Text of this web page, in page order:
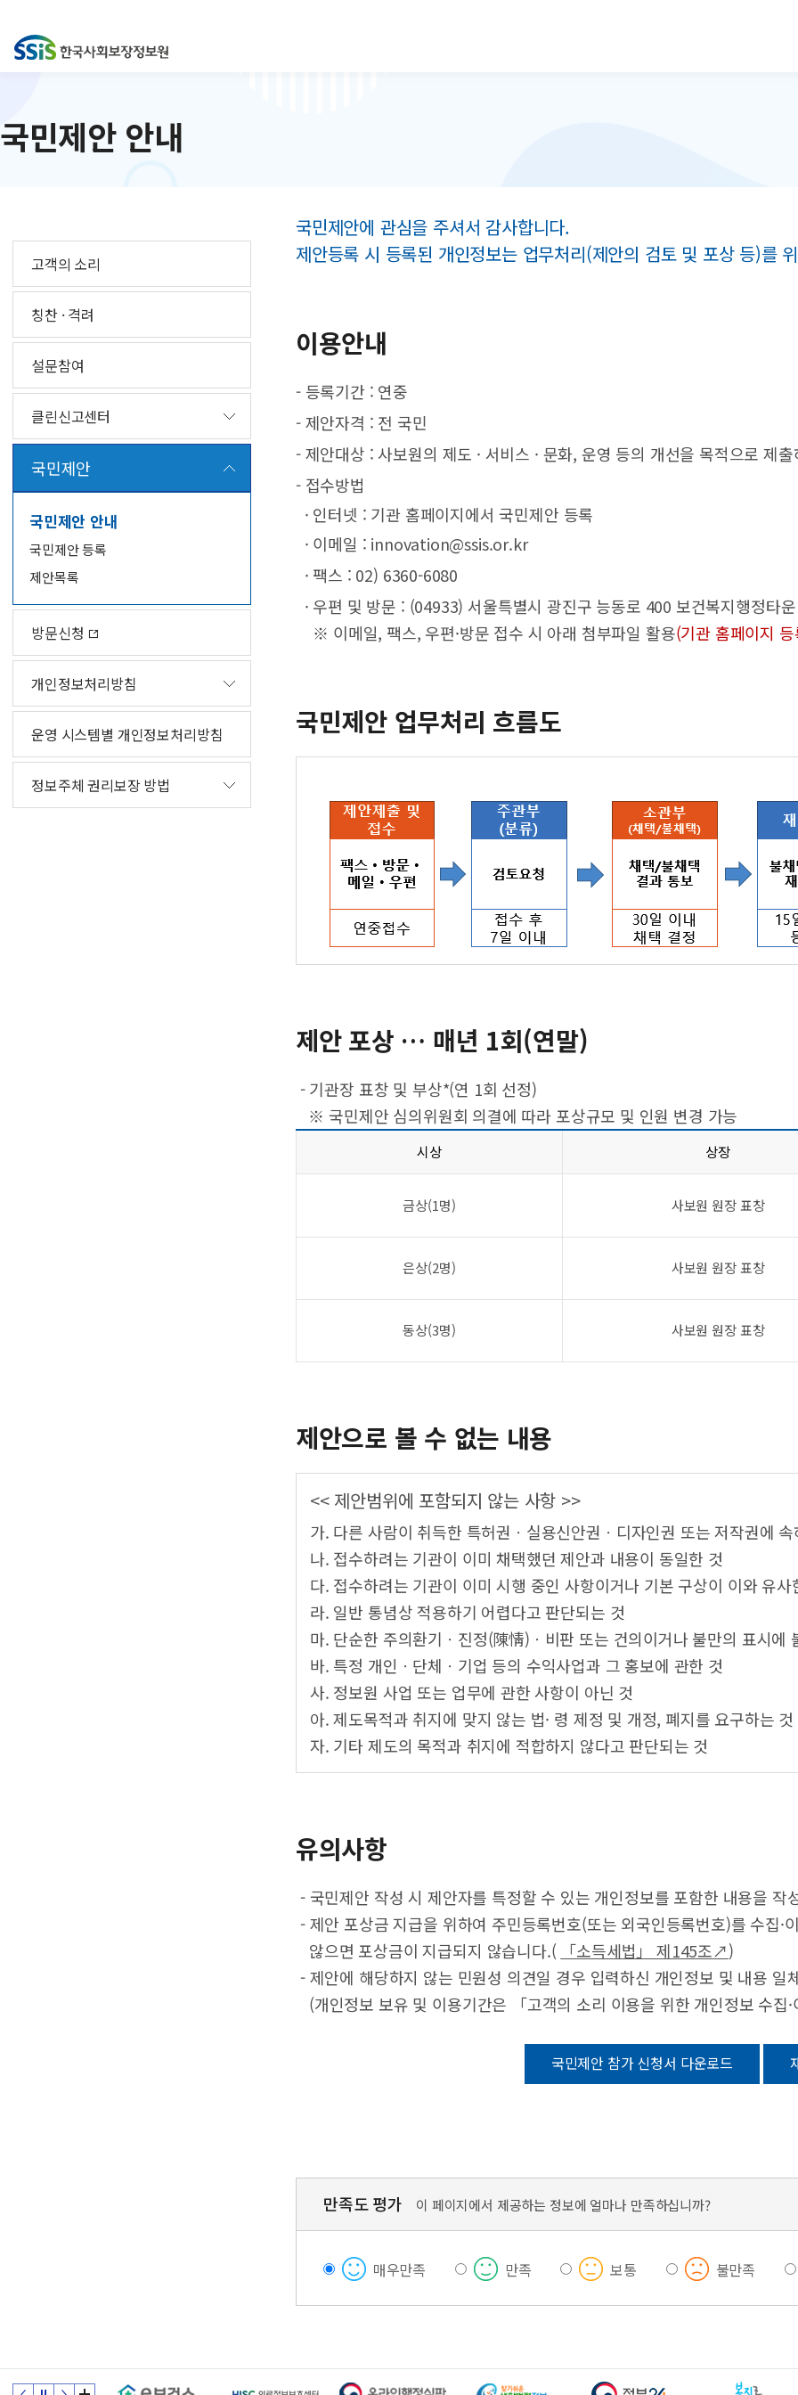
국민제안 안내
고객의 소리
칭찬 · 격려
설문참여
클린신고센터
국민제안
국민제안 안내
국민제안 등록
제안목록
방문신청
개인정보처리방침
운영 시스템별 개인정보처리방침
정보주체 권리보장 방법
국민제안에 관심을 주셔서 감사합니다.
제안등록 시 등록된 개인정보는 업무처리(제안의 검토 및 포상 등)를
이용안내
- 등록기간 : 연중
- 제안자격 : 전 국민
- 제안대상 : 사보원의 제도 · 서비스 · 문화, 운영 등의 개선을 목적으로 제
- 접수방법
· 인터넷 : 기관 홈페이지에서 국민제안 등록
· 이메일 : innovation@ssis.or.kr
· 팩스 : 02) 6360-6080
· 우편 및 방문 : (04933) 서울특별시 광진구 능동로 400 보건복지행정타
※ 이메일, 팩스, 우편·방문 접수 시 아래 첨부파일 활용(기관 홈페이지
국민제안 업무처리 흐름도
제안 포상 … 매년 1회(연말)
- 기관장 표창 및 부상*(연 1회 선정)
※ 국민제안 심의위원회 의결에 따라 포상규모 및 인원 변경 가능
시상 상장
금상(1명) 사보원 원장 표창
은상(2명) 사보원 원장 표창
동상(3명) 사보원 원장 표창
제안으로 볼 수 없는 내용
<< 제안범위에 포함되지 않는 사항 >>
가. 다른 사람이 취득한 특허권ㆍ실용신안권ㆍ디자인권 또는 저작권에
나. 접수하려는 기관이 이미 채택했던 제안과 내용이 동일한 것
다. 접수하려는 기관이 이미 시행 중인 사항이거나 기본 구상이 이와 유사
라. 일반 통념상 적용하기 어렵다고 판단되는 것
마. 단순한 주의환기ㆍ진정(陳情)ㆍ비판 또는 건의이거나 불만의 표시에
바. 특정 개인ㆍ단체ㆍ기업 등의 수익사업과 그 홍보에 관한 것
사. 정보원 사업 또는 업무에 관한 사항이 아닌 것
아. 제도목적과 취지에 맞지 않는 법· 령 제정 및 개정, 폐지를 요구하는 것
자. 기타 제도의 목적과 취지에 적합하지 않다고 판단되는 것
유의사항
- 국민제안 작성 시 제안자를 특정할 수 있는 개인정보를 포함한 내용을
- 제안 포상금 지급을 위하여 주민등록번호(또는 외국인등록번호)를 수집·
않으면 포상금이 지급되지 않습니다.(
「소득세법」 제145조↗)
- 제안에 해당하지 않는 민원성 의견일 경우 입력하신 개인정보 및 내용
(개인정보 보유 및 이용기간은 「고객의 소리 이용을 위한 개인정보 수집
국민제안 참가 신청서 다운로드
만족도 평가 이 페이지에서 제공하는 정보에 얼마나 만족하십니까?
매우만족 만족 보통 불만족